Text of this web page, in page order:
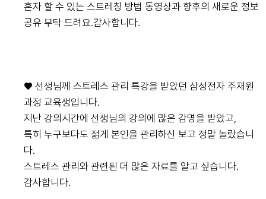
혼자 할 수 있는 스트레칭 방법 동영상과 향후의 새로운 정보
공유 부탁 드려요.감사합니다.
♥ 선생님께 스트레스 관리 특강을 받았던 삼성전자 주재원
과정 교육생입니다.
지난 강의시간에 선생님의 강의에 많은 감명을 받았고,
특히 누구보다도 젊게 본인을 관리하신 보고 정말 놀랐습니
다.
스트레스 관리와 관련된 더 많은 자료를 알고 싶습니다.
감사합니다.